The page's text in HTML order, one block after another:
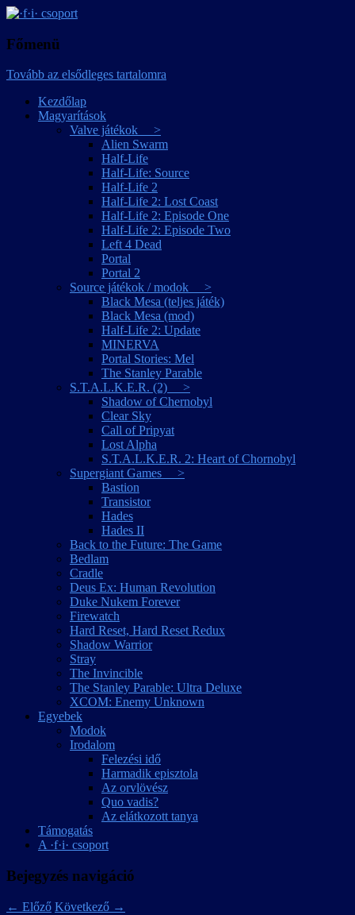
·f·i· csoport
Főmenü
Tovább az elsődleges tartalomra
Kezdőlap
Magyarítások
Valve játékok >
Alien Swarm
Half-Life
Half-Life: Source
Half-Life 2
Half-Life 2: Lost Coast
Half-Life 2: Episode One
Half-Life 2: Episode Two
Left 4 Dead
Portal
Portal 2
Source játékok / modok >
Black Mesa (teljes játék)
Black Mesa (mod)
Half-Life 2: Update
MINERVA
Portal Stories: Mel
The Stanley Parable
S.T.A.L.K.E.R. (2) >
Shadow of Chernobyl
Clear Sky
Call of Pripyat
Lost Alpha
S.T.A.L.K.E.R. 2: Heart of Chornobyl
Supergiant Games >
Bastion
Transistor
Hades
Hades II
Back to the Future: The Game
Bedlam
Cradle
Deus Ex: Human Revolution
Duke Nukem Forever
Firewatch
Hard Reset, Hard Reset Redux
Shadow Warrior
Stray
The Invincible
The Stanley Parable: Ultra Deluxe
XCOM: Enemy Unknown
Egyebek
Modok
Irodalom
Felezési idő
Harmadik episztola
Az orvlövész
Quo vadis?
Az elátkozott tanya
Támogatás
A ·f·i· csoport
Bejegyzés navigáció
← Előző Következő →